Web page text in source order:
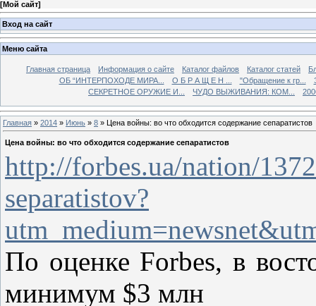
[Мой сайт]
Вход на сайт
Меню сайта
Главная страница Информация о сайте Каталог файлов Каталог статей
ОБ “ИНТЕРПОХОДЕ МИРА...
О Б Р А Щ Е Н ... "Обращение к гр...
СЕКРЕТНОЕ ОРУЖИЕ И...
ЧУДО ВЫЖИВАНИЯ: КОМ...
Главная » 2014 » Июнь » 8 » Цена войны: во что обходится содержание сепаратистов
Цена войны: во что обходится содержание сепаратистов
http://forbes.ua/nation/
separatistov?
По оценке Forbes, в
минимум $3 млн